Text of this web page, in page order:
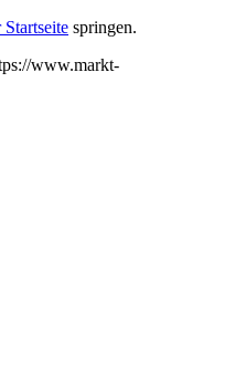
Startseite springen.
www.markt-